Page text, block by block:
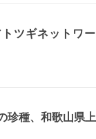
ツギネットワー
珍種、和歌山県上